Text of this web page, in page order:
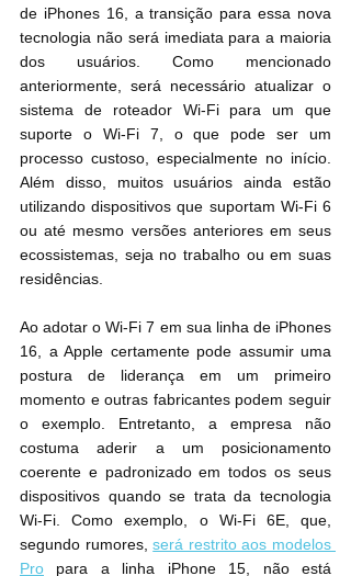
de iPhones 16, a transição para essa nova
tecnologia não será imediata para a maioria
dos usuários. Como mencionado
anteriormente, será necessário atualizar o
sistema de roteador Wi-Fi para um que
suporte o Wi-Fi 7, o que pode ser um
processo custoso, especialmente no início.
Além disso, muitos usuários ainda estão
utilizando dispositivos que suportam Wi-Fi 6
ou até mesmo versões anteriores em seus
ecossistemas, seja no trabalho ou em suas
residências.
Ao adotar o Wi-Fi 7 em sua linha de iPhones
16, a Apple certamente pode assumir uma
postura de liderança em um primeiro
momento e outras fabricantes podem seguir
o exemplo. Entretanto, a empresa não
costuma aderir a um posicionamento
coerente e padronizado em todos os seus
dispositivos quando se trata da tecnologia
Wi-Fi. Como exemplo, o Wi-Fi 6E, que,
segundo rumores, será restrito aos modelos
Pro para a linha iPhone 15, não está